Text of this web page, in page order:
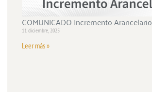
COMUNICADO Incremento Arancelario
11 diciembre, 2025
Leer más »